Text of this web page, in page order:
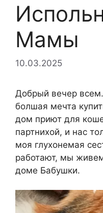
Мамы
10.03.2025
Добрый вечер
болшая мечта
дом приют для
партнихой, и нас
моя глухонемая
работают, мы
доме Бабушки.